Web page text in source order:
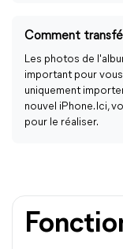
Les photos de
important pour
uniquement
nouvel iPhone. Ici,
pour le réaliser.